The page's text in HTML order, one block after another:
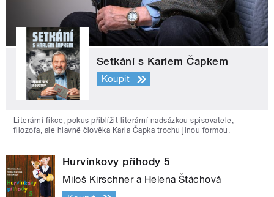
Setkání s Karlem Čapkem
Koupit
Literární fikce, pokus přiblížit literární nadsázkou spisovatele,
filozofa, ale hlavně člověka Karla Čapka trochu jinou formou.
Hurvínkovy příhody 5
Miloš Kirschner a Helena Štáchová